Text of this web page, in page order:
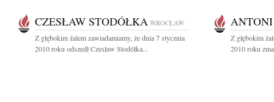
CZESŁAW STODÓŁKA WROCŁAW
Z głębokim żalem zawiadamiamy, że dnia 7 stycznia
2010 roku odszedł Czesław Stodółka...
Z głębokim
2010 roku